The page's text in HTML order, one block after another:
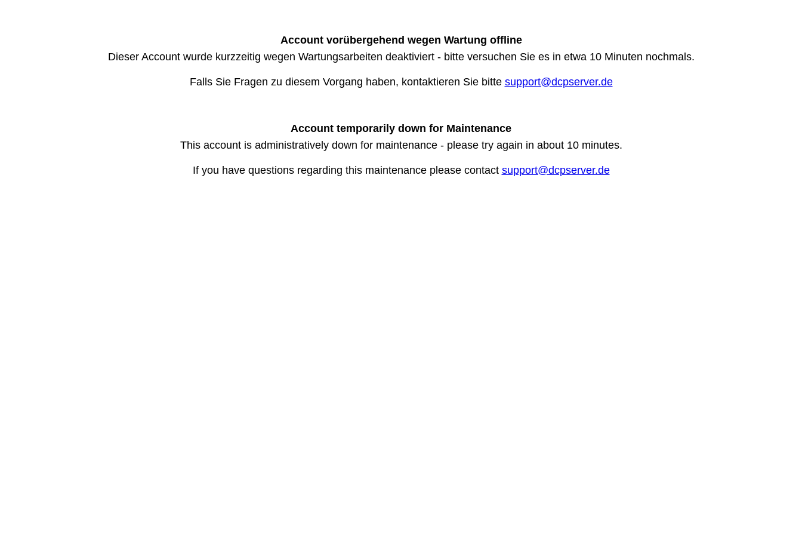
Account vorübergehend wegen Wartung offline
Dieser Account wurde kurzzeitig wegen Wartungsarbeiten deaktiviert - bitte versuchen Sie es in etwa 10 Minuten nochmals.
Falls Sie Fragen zu diesem Vorgang haben, kontaktieren Sie bitte support@dcpserver.de
Account temporarily down for Maintenance
This account is administratively down for maintenance - please try again in about 10 minutes.
If you have questions regarding this maintenance please contact support@dcpserver.de